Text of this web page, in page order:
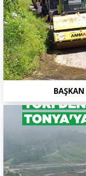
BAŞKAN